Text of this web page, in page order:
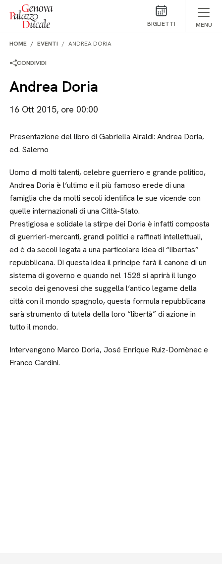
Salta al contenuto
BIGLIETTI MENU
HOME EVENTI ANDREA DORIA
CONDIVIDI
Andrea Doria
16 Ott 2015, ore 00:00
Presentazione del libro di Gabriella Airaldi: Andrea Doria,
ed. Salerno
Uomo di molti talenti, celebre guerriero e grande politico,
Andrea Doria è l’ultimo e il più famoso erede di una
famiglia che da molti secoli identifica le sue vicende con
quelle internazionali di una Città-Stato.
Prestigiosa e solidale la stirpe dei Doria è infatti composta
di guerrieri-mercanti, grandi politici e raffinati intellettuali,
ed è da secoli legata a una particolare idea di “libertas”
repubblicana. Di questa idea il principe farà il canone di un
sistema di governo e quando nel 1528 si aprirà il lungo
secolo dei genovesi che suggella l’antico legame della
città con il mondo spagnolo, questa formula repubblicana
sarà strumento di tutela della loro “libertà” di azione in
tutto il mondo.
Intervengono Marco Doria, José Enrique Ruiz-Domènec e
Franco Cardini.